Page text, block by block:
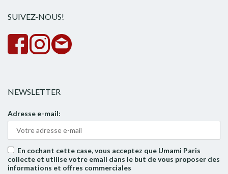
SUIVEZ-NOUS!
NEWSLETTER
Adresse e-mail:
En cochant cette case, vous acceptez que Umami Paris
collecte et utilise votre email dans le but de vous proposer des
informations et offres commerciales